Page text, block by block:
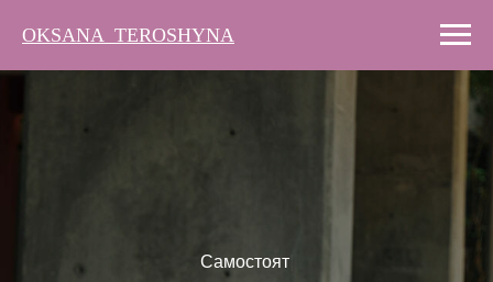
OKSANA_TEROSHYNA
Доступ сразу